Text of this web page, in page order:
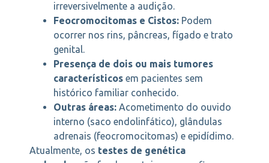
irreversivelmente a audição.
Feocromocitomas e Cistos: Podem
ocorrer nos rins, pâncreas, fígado e trato
genital.
Presença de dois ou mais tumores
característicos em pacientes sem
histórico familiar conhecido.
Outras áreas: Acometimento do ouvido
interno (saco endolinfático), glândulas
adrenais (feocromocitomas) e epidídimo.
Atualmente, os testes de genética